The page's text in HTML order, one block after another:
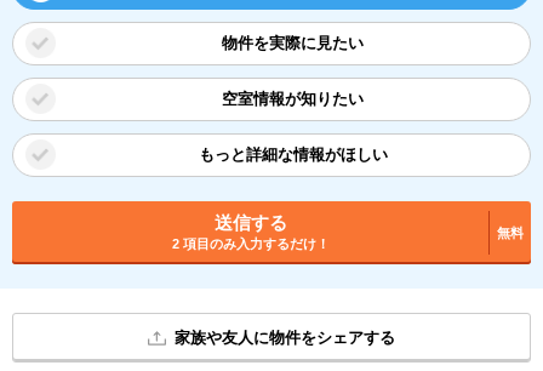
物件を実際に見たい
空室情報が知りたい
もっと詳細な情報がほしい
送信する
2 項目のみ入力するだけ！
無料
家族や友人に物件をシェアする